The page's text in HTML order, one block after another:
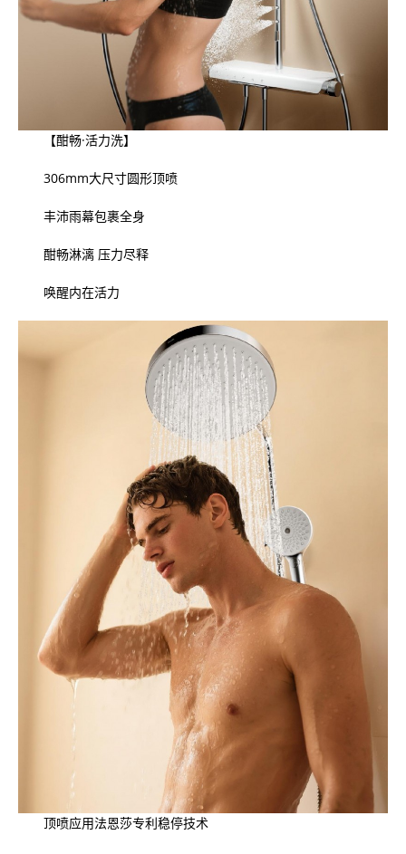
【酣畅·活力洗】
306mm大尺寸圆形顶喷
丰沛雨幕包裹全身
酣畅淋漓 压力尽释
唤醒内在活力
顶喷应用法恩莎专利稳停技术